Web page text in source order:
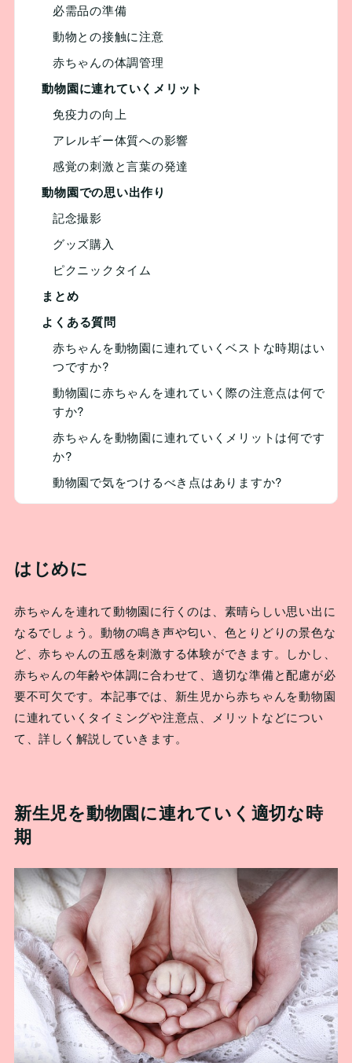
必需品の準備
動物との接触に注意
赤ちゃんの体調管理
動物園に連れていくメリット
免疫力の向上
アレルギー体質への影響
感覚の刺激と言葉の発達
動物園での思い出作り
記念撮影
グッズ購入
ピクニックタイム
まとめ
よくある質問
赤ちゃんを動物園に連れていくベストな時期はい
つですか?
動物園に赤ちゃんを連れていく際の注意点は何で
すか?
赤ちゃんを動物園に連れていくメリットは何です
か?
動物園で気をつけるべき点はありますか?
はじめに
赤ちゃんを連れて動物園に行くのは、素晴らしい思い出に
なるでしょう。動物の鳴き声や匂い、色とりどりの景色な
ど、赤ちゃんの五感を刺激する体験ができます。しかし、
赤ちゃんの年齢や体調に合わせて、適切な準備と配慮が必
要不可欠です。本記事では、新生児から赤ちゃんを動物園
に連れていくタイミングや注意点、メリットなどについ
て、詳しく解説していきます。
新生児を動物園に連れていく適切な時
期